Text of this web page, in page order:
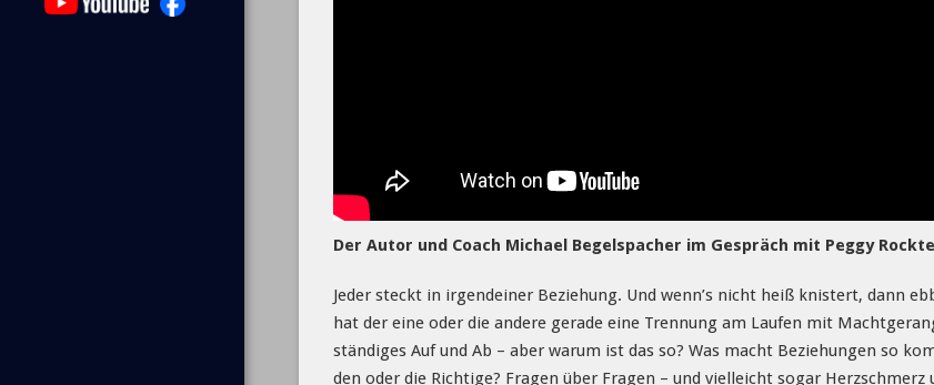
Der Autor und Coach Michael Begelspacher im Gespräch mit Peggy
Jeder steckt in irgendeiner Beziehung. Und wenn’s nicht heiß knistert, dann
hat der eine oder die andere gerade eine Trennung am Laufen mit
ständiges Auf und Ab – aber warum ist das so? Was macht Beziehungen so
den oder die Richtige? Fragen über Fragen – und vielleicht sogar